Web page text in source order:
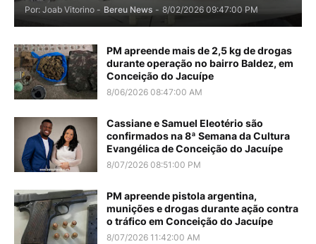
Por: Joab Vitorino - Bereu News - 8/02/2026 09:47:00 PM
PM apreende mais de 2,5 kg de drogas
durante operação no bairro Baldez, em
Conceição do Jacuípe
8/06/2026 08:47:00 AM
Cassiane e Samuel Eleotério são
confirmados na 8ª Semana da Cultura
Evangélica de Conceição do Jacuípe
8/07/2026 08:51:00 PM
PM apreende pistola argentina,
munições e drogas durante ação contra
o tráfico em Conceição do Jacuípe
8/07/2026 11:42:00 AM